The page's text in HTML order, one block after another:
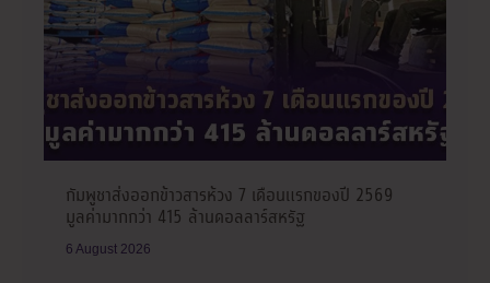
กัมพูชาส่งออกข้าวสารห้วง 7 เดือนแรกของปี 2569
มูลค่ามากกว่า 415 ล้านดอลลาร์สหรัฐ
6 August 2026